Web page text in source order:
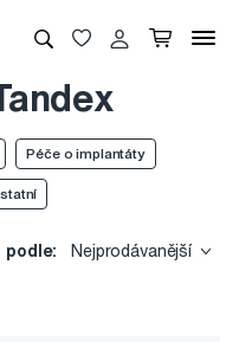
Péče o implantáty
podle: Nejprodávanější